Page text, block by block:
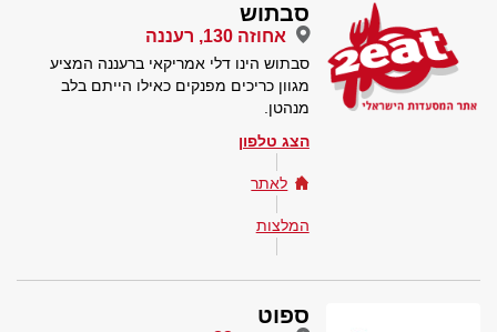
סבתוש
אחוזה 130, רעננה
סבתוש הינו דלי אמריקאי ברעננה המציע
מגוון כריכים מפנקים כאילו הייתם בלב
מנהטן.
הצג טלפון
לאתר
המלצות
ספוט